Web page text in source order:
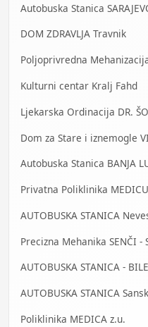
Autobuska Stanica
DOM ZDRAVLJA Travnik
Poljoprivredna
Kulturni centar Kralj Fahd
Ljekarska Ordinacija DR.
Dom za Stare i iznemogle
Autobuska Stanica BANJA
Privatna Poliklinika
AUTOBUSKA STANICA
Precizna Mehanika SENČI
AUTOBUSKA STANICA -
AUTOBUSKA STANICA
Poliklinika MEDICA z.u.